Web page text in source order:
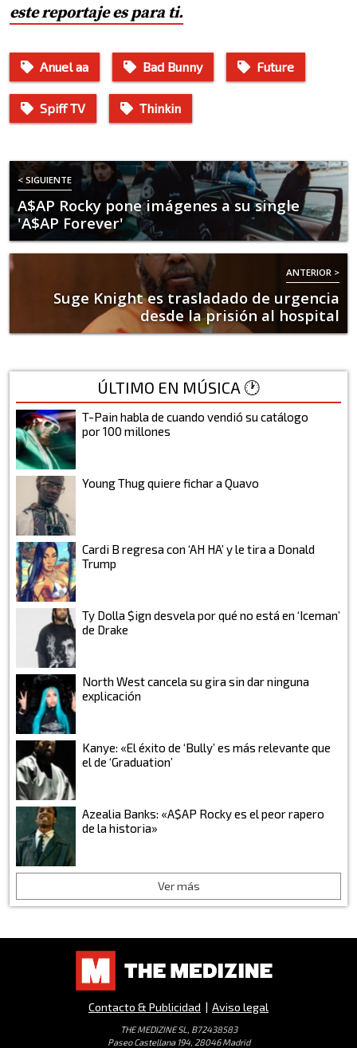
este reportaje es para ti.
Anuel aa Bad Bunny Future
Spiff TV Thinkin
< SIGUIENTE
A$AP Rocky pone imágenes a su single
'A$AP Forever'
ANTERIOR >
Suge Knight es trasladado de urgencia
desde la prisión al hospital
ÚLTIMO EN MÚSICA 🕐
T-Pain habla de cuando vendió su catálogo
por 100 millones
Young Thug quiere fichar a Quavo
Cardi B regresa con ‘AH HA’ y le tira a Donald
Trump
Ty Dolla $ign desvela por qué no está en ‘Iceman’
de Drake
North West cancela su gira sin dar ninguna
explicación
Kanye: «El éxito de ‘Bully’ es más relevante que
el de ‘Graduation’
Azealia Banks: «A$AP Rocky es el peor rapero
de la historia»
Ver más
Contacto & Publicidad | Aviso legal
THE MEDIZINE SL, B72438583
Paseo Castellana 194, 28046 Madrid